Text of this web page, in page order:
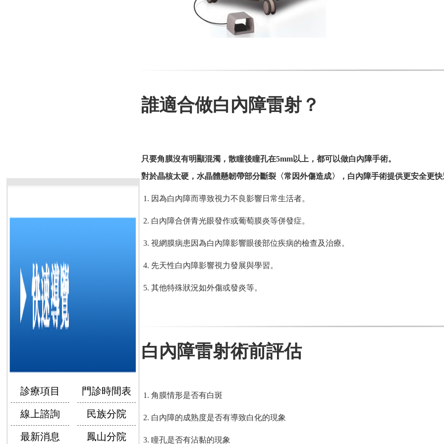
誰適合做白內障雷射？
只要角膜沒有明顯混濁，散瞳後瞳孔在5mm以上，都可以做白內障手術。
對於晶核太硬，水晶體懸韌帶部分斷裂〈常因外傷造成〉，白內障手術提供更安全更快
因為白內障而導致視力不良影響日常生活者。
白內障合併青光眼發作或葡萄膜炎等併發症。
視網膜病患因為白內障影響眼後部位疾病的檢查及治療。
先天性白內障影響視力發展與學習。
其他特殊狀況如外傷或發炎等。
白內障雷射術前評估
角膜情形是否有白斑
白內障的成熟度是否有導致白化的現象
瞳孔是否有沾黏的現象
診療項目
線上諮詢
最新消息
門診時間表
民族分院
鳳山分院